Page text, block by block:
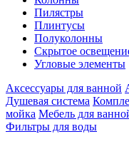
Пилястры
Плинтусы
Полуколонны
Скрытое
Угловые элементы
Аксессуары для ванной
Душевая система
мойка Мебель для
Фильтры для воды